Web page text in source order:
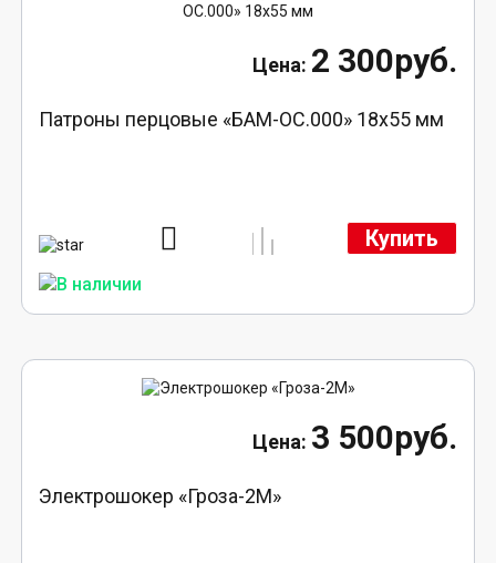
2 300руб.
Патроны перцовые «БАМ-ОС.000» 18х55 мм
Купить
3 500руб.
Электрошокер «Гроза-2М»